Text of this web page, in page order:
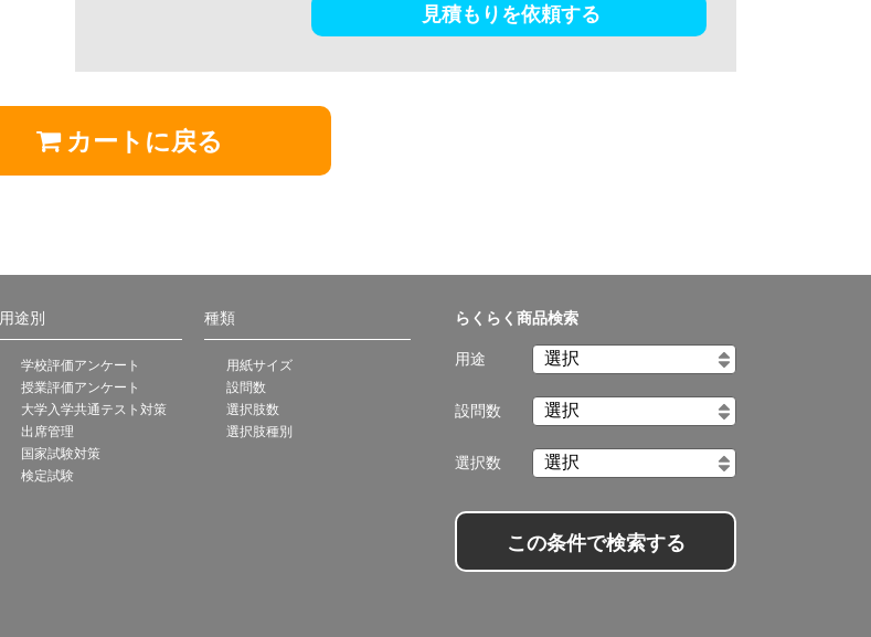
見積もりを依頼する
カートに戻る
らくらく商品検索
用途
設問数
選択数
この条件で検索する
用途別
学校評価アンケート
授業評価アンケート
大学入学共通テスト対策
出席管理
国家試験対策
検定試験
種類
用紙サイズ
設問数
選択肢数
選択肢種別